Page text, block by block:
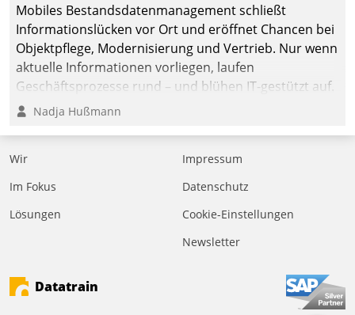
Mobiles Bestandsdatenmanagement schließt
Informationslücken vor Ort und eröffnet Chancen bei
Objektpflege, Modernisierung und Vertrieb. Nur wenn
aktuelle Informationen vorliegen, laufen
Geschäftsprozesse rund – und blühen IT-gestützt auf.
Nadja Hußmann
Wir
Im Fokus
Lösungen
Impressum
Datenschutz
Cookie-Einstellungen
Newsletter
Datatrain